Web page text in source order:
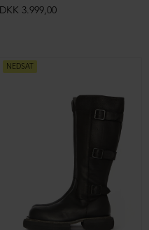
DKK 3.999,00
NEDSAT